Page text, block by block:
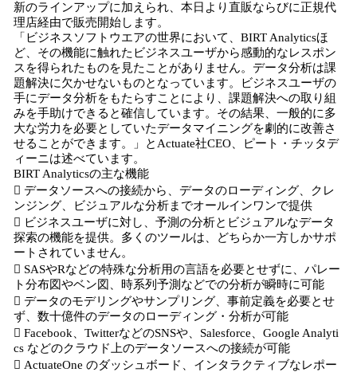
新のラインアップに加えられ、本日より直販ならびに正規代
理店経由で販売開始します。
「ビジネスソフトウエアの世界において、BIRT Analyticsほ
ど、その機能に触れたビジネスユーザから感動的なレスポン
スを得られたものを見たことがありません。データ分析は課
題解決に欠かせないものとなっています。ビジネスユーザの
手にデータ分析をもたらすことにより、課題解決への取り組
みを手助けできると確信しています。その結果、一般的に多
大な労力を必要としていたデータマイニングを劇的に改善さ
せることができます。」とActuate社CEO、ピート・チッタデ
ィーニは述べています。
BIRT Analyticsの主な機能
 データソースへの接続から、データのローディング、クレ
ンジング、ビジュアルな分析までオールインワンで提供
 ビジネスユーザに対し、予測の分析とビジュアルなデータ
探索の機能を提供。多くのツールは、どちらか一方しかサポ
ートされていません。
 SASやRなどの特殊な分析用の言語を必要とせずに、パレー
ト分布図やベン図、時系列予測などでの分析が瞬時に可能
 データのモデリングやサンプリング、事前定義を必要とせ
ず、数十億件のデータのローディング・分析が可能
 Facebook、TwitterなどのSNSや、Salesforce、Google Analyti
cs などのクラウド上のデータソースへの接続が可能
 ActuateOne のダッシュボード、インタラクティブなレポー